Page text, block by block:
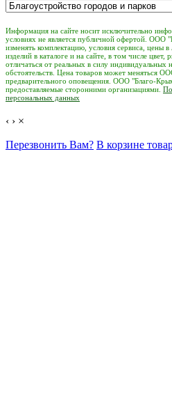
Информация на сайте носит исключительно
условиях не является публичной офертой. ООО
изменять комплектацию, условия сервиса, цены
изделий в каталоге и на сайте, в том числе
отличаться от реальных в силу
обстоятельств. Цена товаров может меняться
предварительного оповещения. ООО "Благо-
предоставляемые сторонними организациями.
персональных данных
‹ › ×
Перезвонить Вам? В корзине